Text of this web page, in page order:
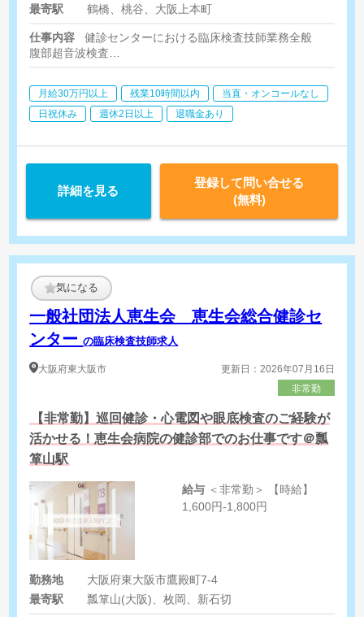
最寄駅
鶴橋、桃谷、大阪上本町
仕事内容
健診センターにおける臨床検査技師業務全般
腹部超音波検査
健診結果入力などの事務作業
健診運営に関わる各種業務
月給30万円以上 残業10時間以内
当直・オンコールなし
日祝休み
週休2日以上 退職金あり
詳細を見る
登録して問い合せる
(無料)
気になる
一般社団法人恵生会 恵生会総合健診セ
ンターの臨床検査技師求人
大阪府東大阪市
更新日：2026年07月16日
非常勤
【非常勤】巡回健診・心電図や眼底検査のご経験が
活かせる！恵生会病院の健診部でのお仕事です＠瓢
箪山駅
給与
1,600円-1,800円
勤務地
大阪府東大阪市鷹殿町7-4
最寄駅
瓢箪山(大阪)、枚岡、新石切